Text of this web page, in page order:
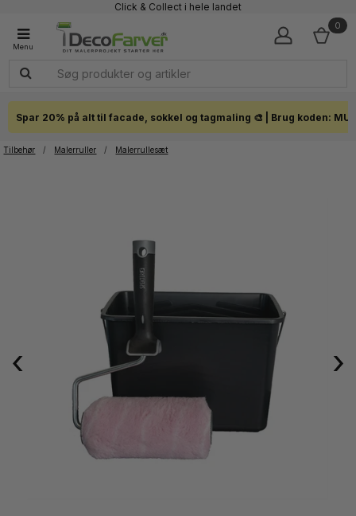
Click & Collect i hele landet
0
Spar 20% på alt til facade, sokkel og tagmaling 🎨 | Brug koden:
Tilbehør / Malerruller / Malerrullesæt
‹ ›